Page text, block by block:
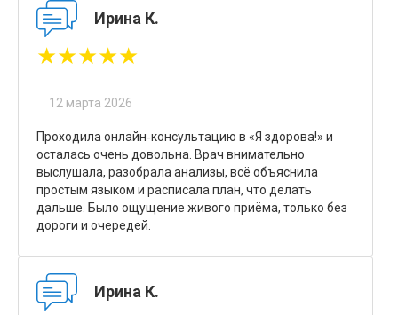
Ирина К.
★★★★★
12 марта 2026
Проходила онлайн‑консультацию в «Я здорова!» и
осталась очень довольна. Врач внимательно
выслушала, разобрала анализы, всё объяснила
простым языком и расписала план, что делать
дальше. Было ощущение живого приёма, только без
дороги и очередей.
Ирина К.